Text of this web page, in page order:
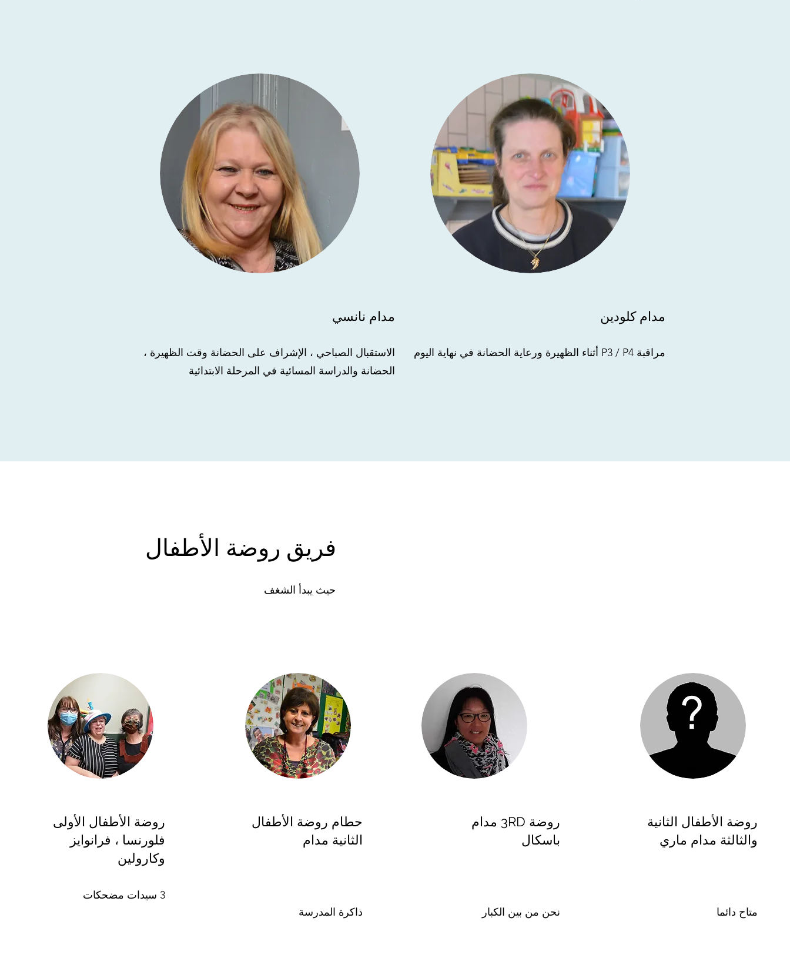
مدام نانسي
الاستقبال الصباحي ، الإشراف على الحضانة وقت الظهيرة ،
الحضانة والدراسة المسائية في المرحلة الابتدائية
مدام كلودين
مراقبة P3 / P4 أثناء الظهيرة ورعاية الحضانة في نهاية اليوم
فريق روضة الأطفال
حيث يبدأ الشغف
روضة الأطفال الأولى
فلورنسا ، فرانوايز
وكارولين
3 سيدات مضحكات
حطام روضة الأطفال
الثانية مدام
ذاكرة المدرسة
روضة 3RD مدام
باسكال
نحن من بين الكبار
روضة الأطفال الثانية
والثالثة مدام ماري
متاح دائما